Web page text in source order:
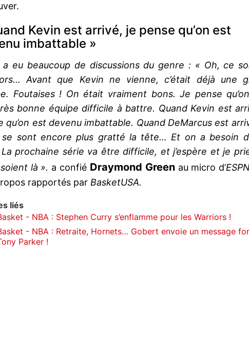
Kevin est arrivé, je pense qu’on est
imbattable »
eu beaucoup de discussions du genre : « Oh, ce
Avant que Kevin ne vienne, c’était déjà une
Foutaises ! On était vraiment bons. Je pense
bonne équipe difficile à battre. Quand Kevin est
qu’on est devenu imbattable. Quand DeMarcus est
se sont encore plus gratté la tête… Et on a besoin
La prochaine série va être difficile, et j’espère et je
soient là ». a confié Draymond Greenau micro d’
rapportés par BasketUSA.
liés
- NBA : Stephen Curry s’enflamme pour les Warriors !
- NBA : Retraite, Hornets… Gobert envoie un message
Parker !